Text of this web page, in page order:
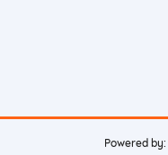
Powered by: